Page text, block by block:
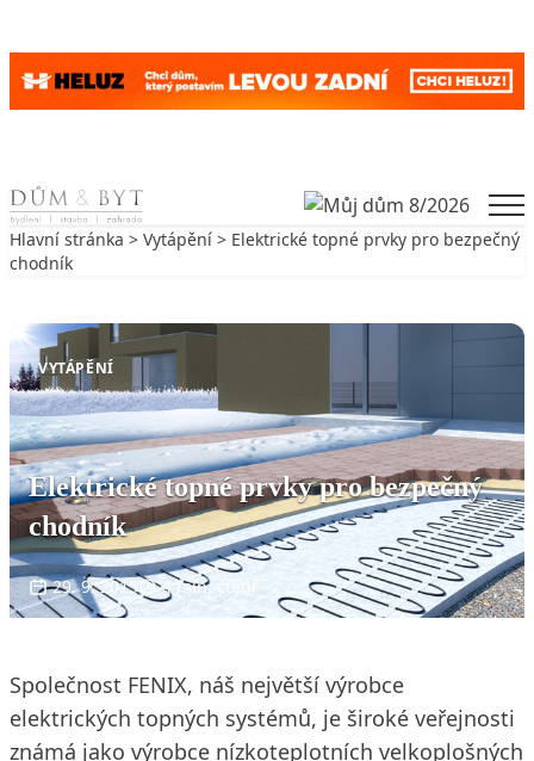
Skip to content
Hlavní stránka > Vytápění > Elektrické topné prvky pro bezpečný
chodník
VYTÁPĚNÍ
Elektrické topné prvky pro bezpečný
chodník
29. 9. 2015 4 min. čtení
Společnost FENIX, náš největší výrobce
elektrických topných systémů, je široké veřejnosti
známá jako výrobce nízkoteplotních velkoplošných